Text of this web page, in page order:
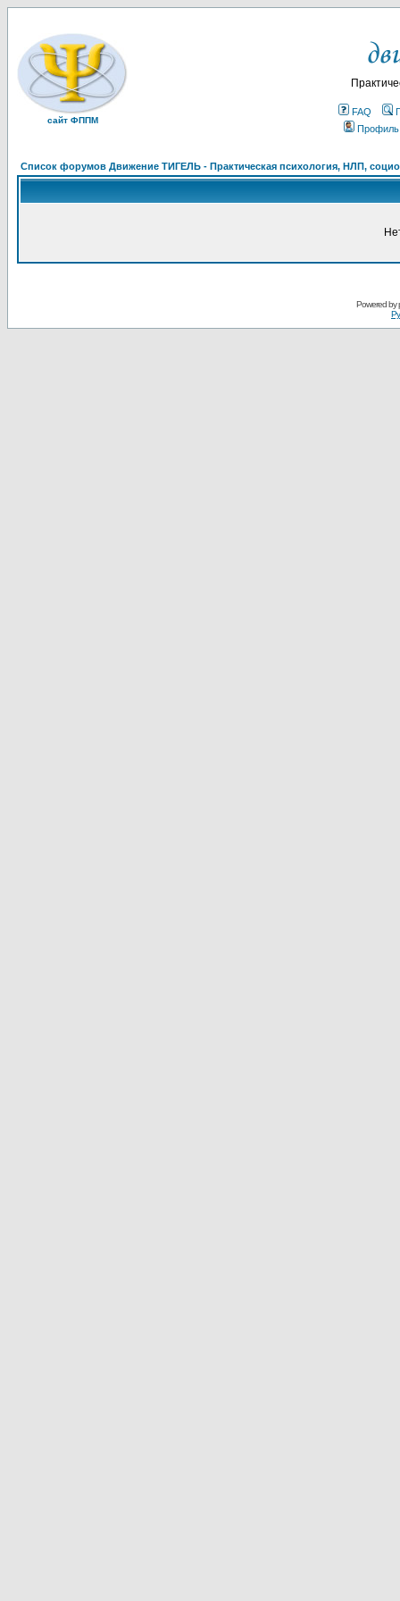
сайт ФППМ
FAQ
Профиль
Список форумов Движение ТИГЕЛЬ - Практическая психология, НЛП,
Powered by